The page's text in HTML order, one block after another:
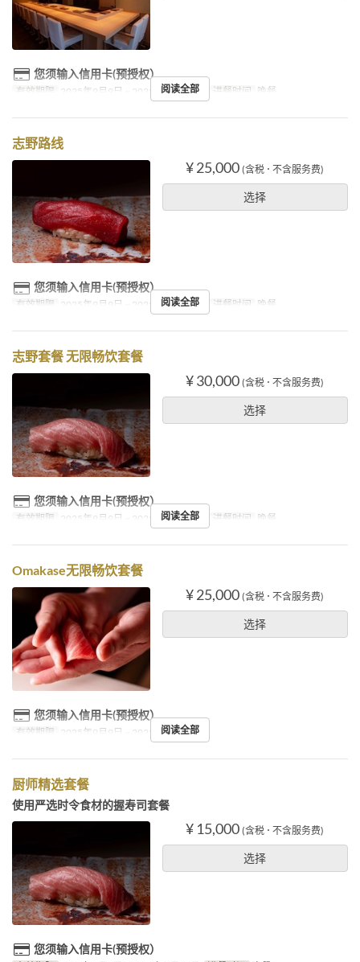
您须输入信用卡(预授权）
有效期限 2025年9月9日 ~ 2025年10月31日 进餐时间 晚餐
阅读全部
志野路线
¥ 25,000 (含税 ･ 不含服务费)
选择
您须输入信用卡(预授权）
有效期限 2025年9月9日 ~ 2025年10月31日 进餐时间 晚餐
阅读全部
志野套餐 无限畅饮套餐
¥ 30,000 (含税 ･ 不含服务费)
选择
您须输入信用卡(预授权）
有效期限 2025年9月9日 ~ 2025年10月31日 进餐时间 晚餐
阅读全部
Omakase无限畅饮套餐
¥ 25,000 (含税 ･ 不含服务费)
选择
您须输入信用卡(预授权）
有效期限 2025年9月9日 ~ 2025年10月31日
阅读全部
厨师精选套餐
使用严选时令食材的握寿司套餐
¥ 15,000 (含税 ･ 不含服务费)
选择
您须输入信用卡(预授权）